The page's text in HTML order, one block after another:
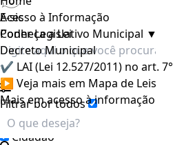
E-sic
Poder Legislativo Municipal ▼
Filtrar por todos
Acesso à Informação
Cidadão
Acesso à Informação
Conheça a Lei
Decreto Municipal
✔ LAI (Lei 12.527/2011) no art. 7°
▶ Veja mais em Mapa de Leis
Mais em acesso à informação